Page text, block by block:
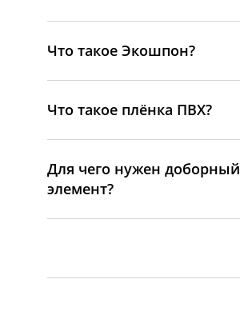
Что такое Экошпон?
Что такое плёнка ПВХ?
Для чего нужен доборный
элемент?